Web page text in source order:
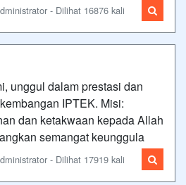
- Dilihat 16876 kali
unggul dalam prestasi dan
IPTEK. Misi:
dan ketakwaan kepada Allah
semangat keunggula
- Dilihat 17919 kali